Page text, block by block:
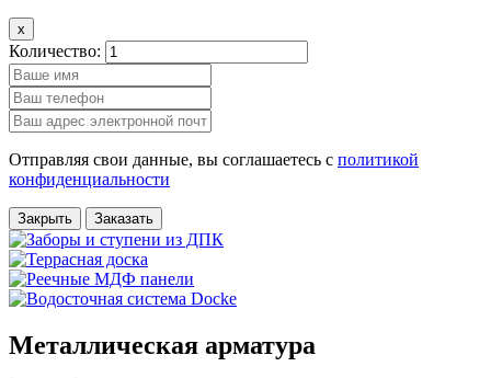
x
Количество:
Отправляя свои данные, вы соглашаетесь с политикой
конфиденциальности
Закрыть Заказать
Металлическая арматура